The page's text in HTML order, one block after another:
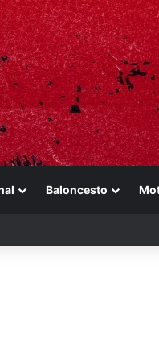
Baloncesto